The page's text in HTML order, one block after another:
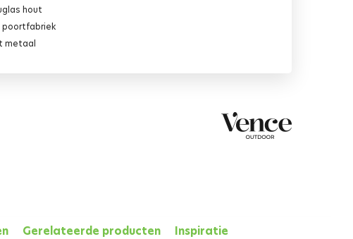
hout
poortfabriek
metaal
Gerelateerde producten Inspiratie